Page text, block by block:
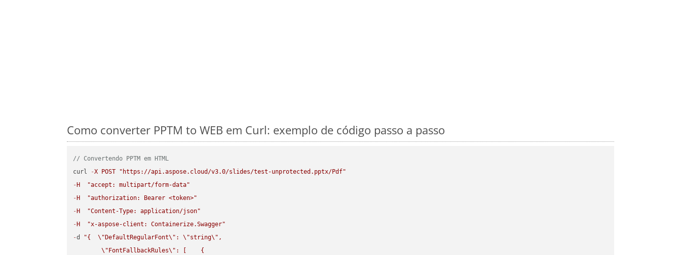
Como converter PPTM to WEB em Curl: exemplo de código passo a passo
// Convertendo PPTM em HTML
curl
-X POST
"https://api.aspose.cloud/v3.0/slides/test-unprotected.pptx/Pdf"
- H
"accept: multipart/form-data"
- H
"authorization: Bearer <token>"
- H
"Content-Type: application/json"
- H
"x-aspose-client: Containerize.Swagger"
-d "{ \" DefaultRegularFont\" : \"string\" ,
\" FontFallbackRules\" : [    {